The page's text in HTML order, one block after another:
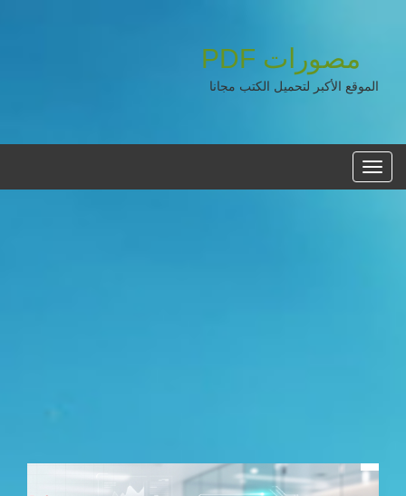
مصورات PDF
الموقع الأكبر لتحميل الكتب مجانا
القائمه
الرئيسية